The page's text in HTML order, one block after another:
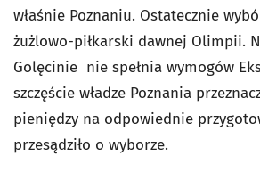
właśnie Poznaniu. Ostatecznie
żużlowo-piłkarski dawnej Olimpii.
Golęcinie nie spełnia wymogów
szczęście władze Poznania
pieniędzy na odpowiednie
przesądziło o wyborze.